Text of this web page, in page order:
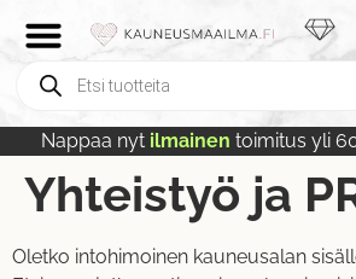
Nappaa nyt ilmainen toimitus yli
Yhteistyö ja
Oletko intohimoinen kauneusalan